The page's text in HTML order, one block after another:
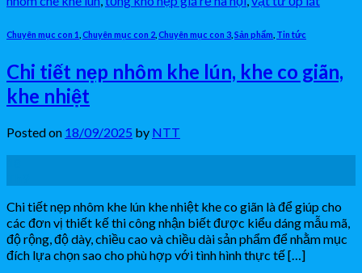
Chuyên mục con 1 Chuyên mục con 2 Chuyên mục con 3 Sản phẩm Tin tức
Chi tiết nẹp nhôm khe lún, khe co giãn,
khe nhiệt
Posted on 18/09/2025 by NTT
Chi tiết nẹp nhôm khe lún khe nhiệt khe co giãn là để giúp cho
các đơn vị thiết kế thi công nhận biết được kiểu dáng mẫu mã,
độ rộng, độ dày, chiều cao và chiều dài sản phẩm để nhằm mục
đích lựa chọn sao cho phù hợp với tình hình thực tế […]